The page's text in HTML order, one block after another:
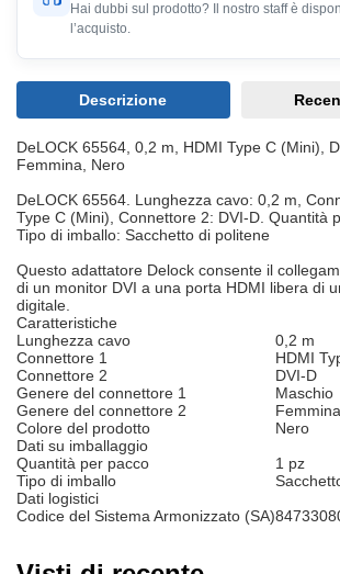
Hai dubbi sul prodotto? Il nostro staff è
l’acquisto.
Descrizione
DeLOCK 65564, 0,2 m, HDMI Type C (Mini),
Femmina, Nero
DeLOCK 65564. Lunghezza cavo: 0,2 m,
Type C (Mini), Connettore 2: DVI-D. Quantità
Tipo di imballo: Sacchetto di politene
Questo adattatore Delock consente il
di un monitor DVI a una porta HDMI libera di
digitale.
Caratteristiche
Lunghezza cavo
0,2 m
Connettore 1
HDMI
Connettore 2
DVI-D
Genere del connettore 1
Maschio
Genere del connettore 2
Femmina
Colore del prodotto
Nero
Dati su imballaggio
Quantità per pacco
1 pz
Tipo di imballo
Dati logistici
Codice del Sistema Armonizzato (SA)